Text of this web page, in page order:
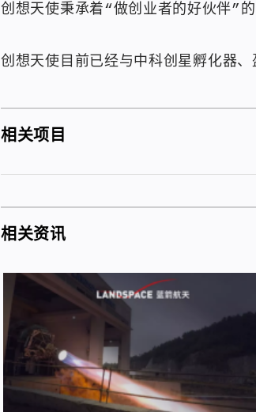
创想天使秉承着“做创业者的好伙伴”
创想天使目前已经与中科创星孵化器
相关项目
相关资讯